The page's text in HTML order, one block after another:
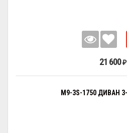
21 600 ₽
M9-3S-1750 ДИВАН